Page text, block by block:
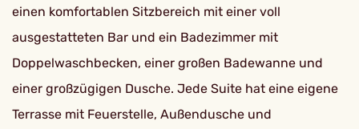
einen komfortablen Sitzbereich mit einer voll
ausgestatteten Bar und ein Badezimmer mit
Doppelwaschbecken, einer großen Badewanne und
einer großzügigen Dusche. Jede Suite hat eine eigene
Terrasse mit Feuerstelle, Außendusche und